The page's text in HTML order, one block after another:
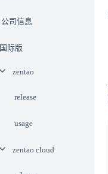
公司信息
国际版
zentao
release
usage
zentao cloud